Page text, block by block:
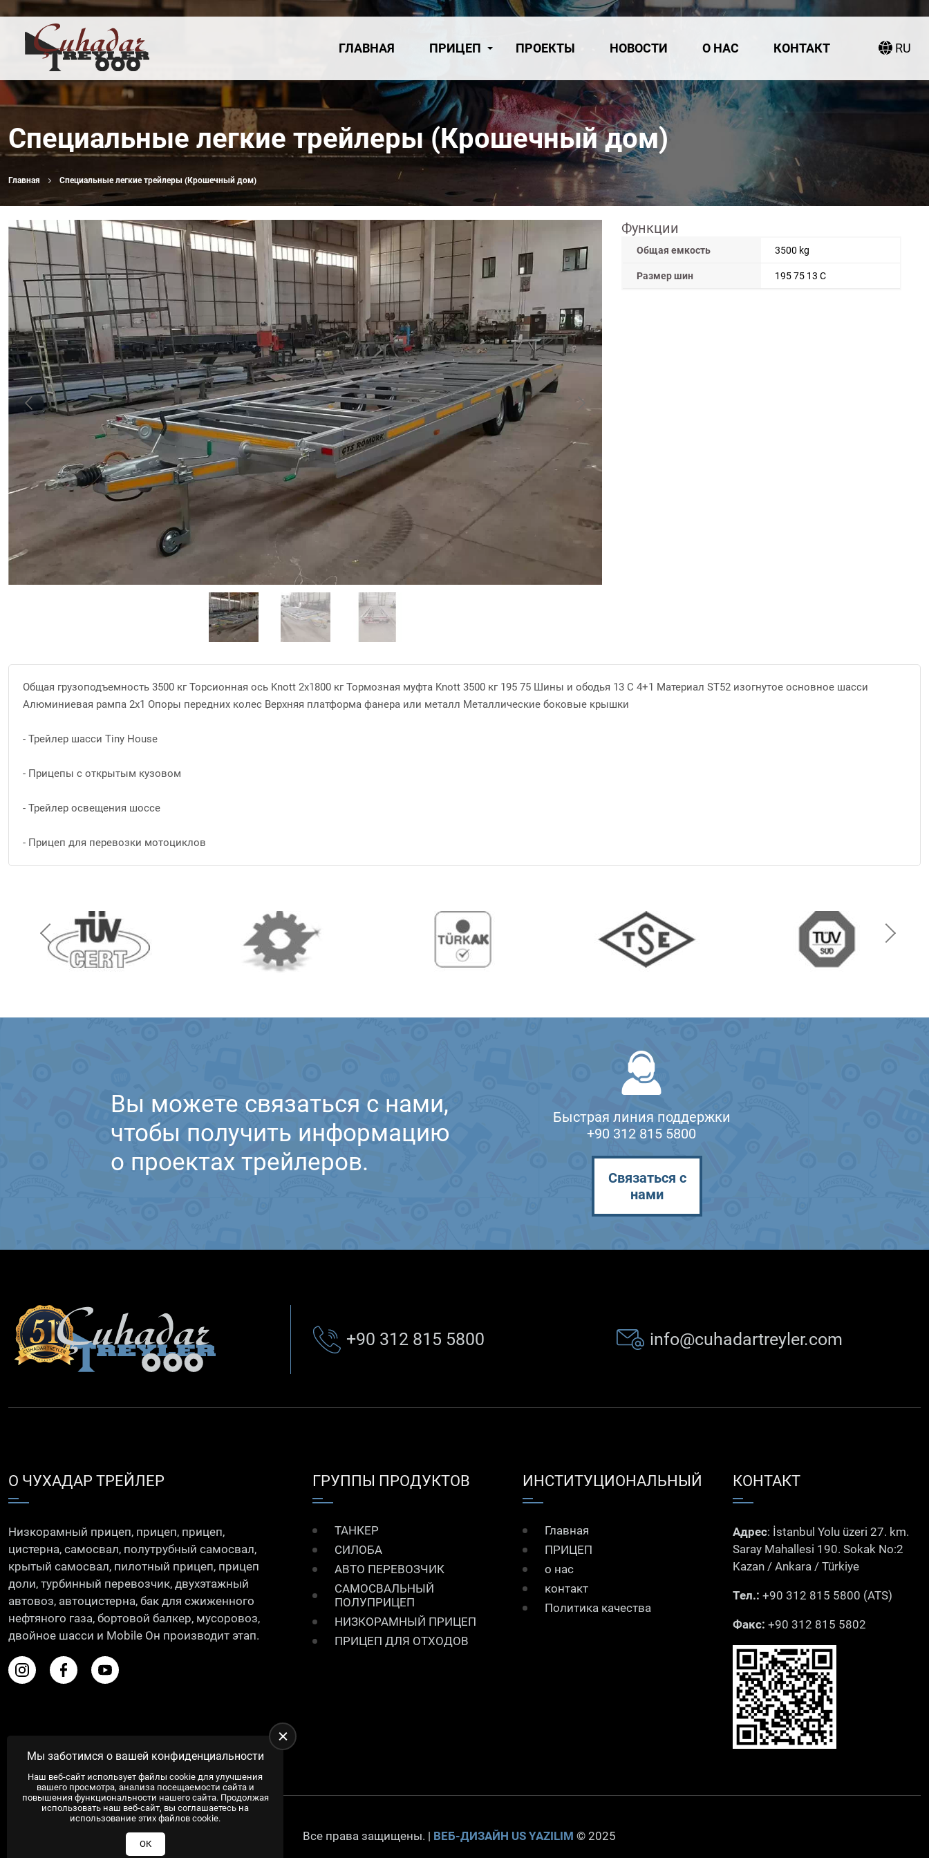
ГЛАВНАЯ ПРИЦЕП ПРОЕКТЫ НОВОСТИ О НАС КОНТАКТ RU
Специальные легкие трейлеры (Крошечный дом)
Главная Специальные легкие трейлеры (Крошечный дом)
Функции
Общая емкость 3500 kg
Размер шин 195 75 13 C
Общая грузоподъемность 3500 кг Торсионная ось Knott 2x1800 кг Тормозная муфта Knott 3500 кг 195 75 Шины и ободья 13 C 4+1 Материал ST52 изогнутое основное шасси
Алюминиевая рампа 2x1 Опоры передних колес Верхняя платформа фанера или металл Металлические боковые крышки
- Трейлер шасси Tiny House
- Прицепы с открытым кузовом
- Трейлер освещения шоссе
- Прицеп для перевозки мотоциклов
Вы можете связаться с нами,
чтобы получить информацию
о проектах трейлеров.
Быстрая линия поддержки
+90 312 815 5800
Связаться с
нами
+90 312 815 5800 info@cuhadartreyler.com
О ЧУХАДАР ТРЕЙЛЕР
Низкорамный прицеп, прицеп, прицеп,
цистерна, самосвал, полутрубный самосвал,
крытый самосвал, пилотный прицеп, прицеп
доли, турбинный перевозчик, двухэтажный
автовоз, автоцистерна, бак для сжиженного
нефтяного газа, бортовой балкер, мусоровоз,
двойное шасси и Mobile Он производит этап.
ГРУППЫ ПРОДУКТОВ
ТАНКЕР
СИЛОБА
АВТО ПЕРЕВОЗЧИК
САМОСВАЛЬНЫЙ
ПОЛУПРИЦЕП
НИЗКОРАМНЫЙ ПРИЦЕП
ПРИЦЕП ДЛЯ ОТХОДОВ
ИНСТИТУЦИОНАЛЬНЫЙ
Главная
ПРИЦЕП
о нас
контакт
Политика качества
КОНТАКТ
Адрес: İstanbul Yolu üzeri 27. km.
Saray Mahallesi 190. Sokak No:2
Kazan / Ankara / Türkiye
Тел.: +90 312 815 5800 (ATS)
Факс: +90 312 815 5802
Все права защищены. | ВЕБ-ДИЗАЙН US YAZILIM © 2025
Мы заботимся о вашей конфиденциальности
Наш веб-сайт использует файлы cookie для улучшения
вашего просмотра, анализа посещаемости сайта и
повышения функциональности нашего сайта. Продолжая
использовать наш веб-сайт, вы соглашаетесь на
использование этих файлов cookie.
ОК